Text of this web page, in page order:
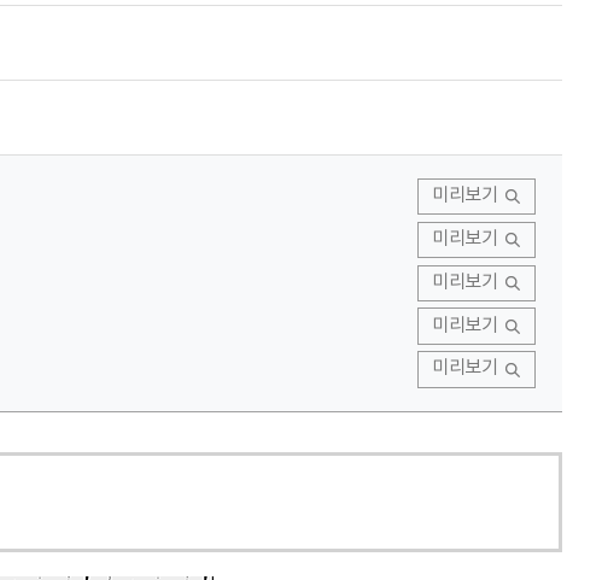
미리보기
미리보기
미리보기
미리보기
미리보기